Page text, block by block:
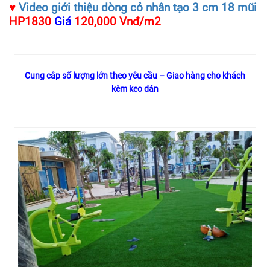
♥ Video giới thiệu dòng cỏ nhân tạo 3 cm 18 mũi
HP1830 Giá 120,000 Vnđ/m2
Cung câp số lượng lớn theo yêu cầu – Giao hàng cho khách
kèm keo dán